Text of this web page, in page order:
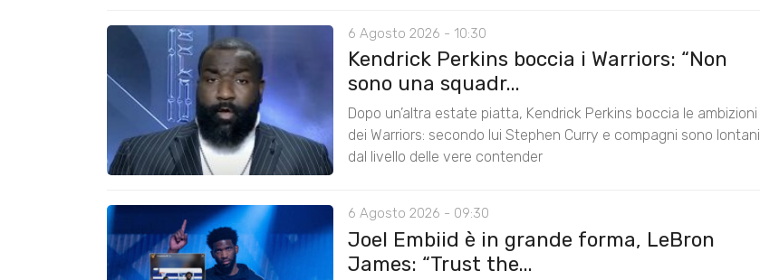
6 Agosto 2026 - 10:30
Kendrick Perkins boccia i Warriors: “Non
sono una squadr...
Dopo un’altra estate piatta, Kendrick Perkins boccia le ambizioni
dei Warriors: secondo lui Stephen Curry e compagni sono lontani
dal livello delle vere contender
6 Agosto 2026 - 09:30
Joel Embiid è in grande forma, LeBron
James: “Trust the...